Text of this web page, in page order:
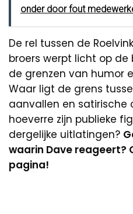
onder door fout
De rel tussen de
broers werpt licht op de
de grenzen van humor
Waar ligt de grens
aanvallen en satirische
hoeverre zijn publieke
dergelijke uitlatingen?
waarin Dave reageert?
pagina!